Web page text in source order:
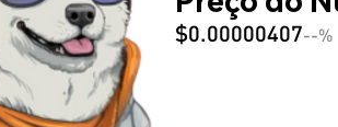
$0.00000407--%